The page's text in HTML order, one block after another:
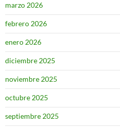
marzo 2026
febrero 2026
enero 2026
diciembre 2025
noviembre 2025
octubre 2025
septiembre 2025